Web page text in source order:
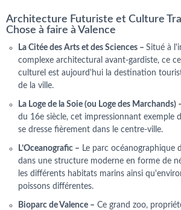
Architecture Futuriste et Culture
Chose à faire à Valence
La Citée des Arts et des Sciences – Situé à
complexe architectural avant-gardiste, ce
culturel est aujourd'hui la destination
de la ville.
La Loge de la Soie (ou Loge des Marchands)
du 16e siècle, cet impressionnant exemple
se dresse fièrement dans le centre-ville.
L’Oceanografic – Le parc océanographique
dans une structure moderne en forme de
les différents habitats marins ainsi
poissons différentes.
Bioparc de Valence – Ce grand zoo,